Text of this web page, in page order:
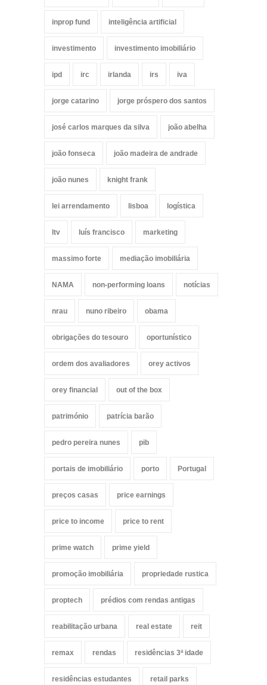
inprop fund inteligência artificial
investimento investimento imobiliário
ipd irc irlanda irs iva
jorge catarino jorge próspero dos santos
josé carlos marques da silva joão abelha
joão fonseca joão madeira de andrade
joão nunes knight frank
lei arrendamento lisboa logística
ltv luís francisco marketing
massimo forte mediação imobiliária
NAMA non-performing loans notícias
nrau nuno ribeiro obama
obrigações do tesouro oportunístico
ordem dos avaliadores orey activos
orey financial out of the box
património patrícia barão
pedro pereira nunes pib
portais de imobiliário porto Portugal
preços casas price earnings
price to income price to rent
prime watch prime yield
promoção imobiliária propriedade rustica
proptech prédios com rendas antigas
reabilitação urbana real estate reit
remax rendas residências 3ª idade
residências estudantes retail parks